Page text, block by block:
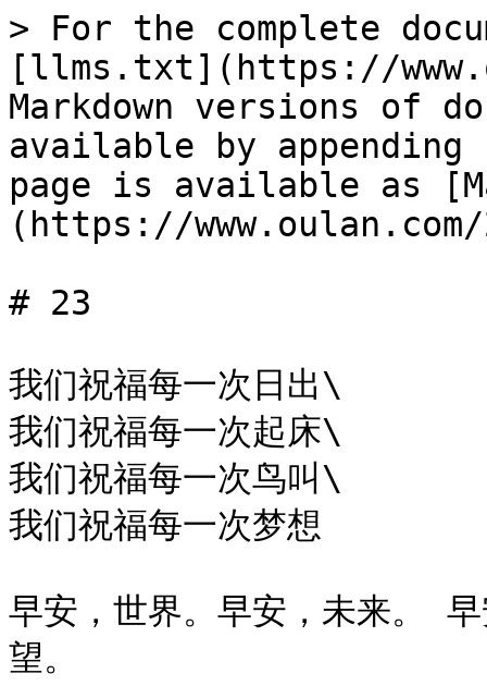
> For the complete
[llms.txt](https://
Markdown versions of
available by
page is available as
(https://
# 23
我们祝福每一次日出\
我们祝福每一次起床\
我们祝福每一次鸟叫\
我们祝福每一次梦想
早安，世界。早安，未来。
望。